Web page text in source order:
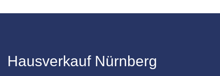
Hausverkauf Nürnberg